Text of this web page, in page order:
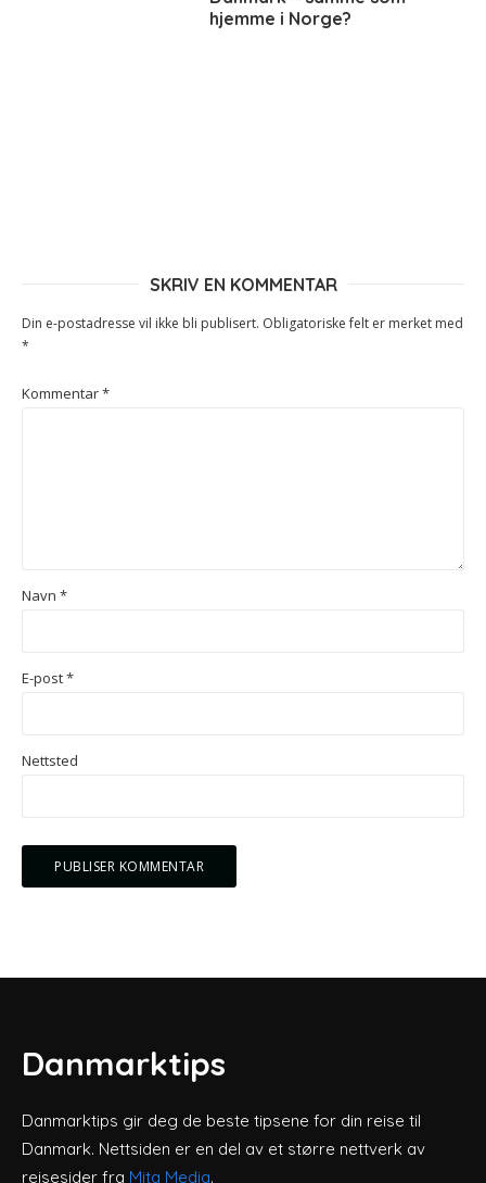
hjemme i Norge?
SKRIV EN KOMMENTAR
Din e-postadresse vil ikke bli publisert. Obligatoriske felt er merket med
*
Kommentar*
Navn *
E-post*
Nettsted
Danmarktips
Danmarktips gir deg de beste tipsene for din reise til
Danmark. Nettsiden er en del av et større nettverk av
reisesider fra Mita Media.